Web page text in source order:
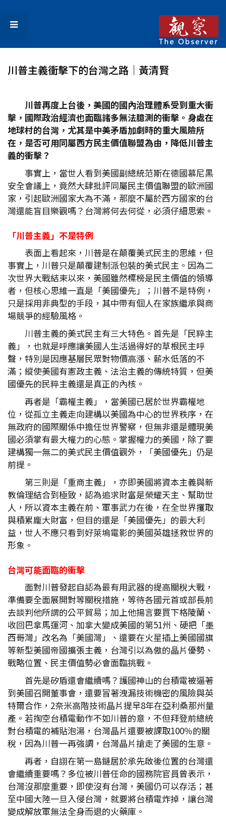
川普主義衝擊下的台灣之路│黃清賢
川普再度上台後，美國的國內治理體系受到重大衝
擊，國際政治經濟也面臨諸多無法臆測的衝擊。身處在
地球村的台灣，尤其是中美矛盾加劇時的重大風險所
在，是否可用同屬西方民主價值聯盟為由，降低川普主
義的衝擊？
事實上，當世人看到美國副總統范斯在德國慕尼黑
安全會議上，竟然大肆批評同屬民主價值聯盟的歐洲國
家，引起歐洲國家大為不滿，那麼不屬於西方國家的台
灣還能盲目樂觀嗎？台灣將何去何從，必須仔細思索。
「川普主義」不是特例
表面上看起來，川普是在顛覆美式民主的思維，但
事實上，川普只是顛覆建制派包裝的美式民主。因為二
次世界大戰結束以來，美國雖然標榜是民主價值的領導
者，但核心思維一直是「美國優先」；川普不是特例，
只是採用非典型的手段，其中帶有個人在家族繼承與商
場競爭的經驗風格。
川普主義的美式民主有三大特色。首先是「民粹主
義」，也就是呼應讓美國人生活過得好的草根民主呼
聲，特別是因應基層民眾對物價高漲、薪水低落的不
滿；縱使美國有憲政主義、法治主義的傳統特質，但美
國優先的民粹主義還是真正的內核。
再者是「霸權主義」，當美國已居於世界霸權地
位，從孤立主義走向建構以美國為中心的世界秩序，在
無政府的國際關係中擔任世界警察，但無非還是體現美
國必須掌有最大權力的心態。掌握權力的美國，除了要
建構獨一無二的美式民主價值觀外，「美國優先」仍是
前提。
第三則是「重商主義」，亦即美國將資本主義與新
教倫理結合到極致，認為追求財富是榮耀天主、幫助世
人，所以資本主義在前、軍事武力在後，在全世界攫取
與積累龐大財富，但目的還是「美國優先」的最大利
益，世人不應只看到好萊塢電影的美國英雄拯救世界的
形象。
台灣可能面臨的衝擊
面對川普發起自認為最有用武器的提高關稅大戰，
準備要全面展開對等關稅措施，等待各國元首或部長前
去談判他所謂的公平貿易；加上他揚言要買下格陵蘭、
收回巴拿馬運河、加拿大變成美國的第51州、硬把「墨
西哥灣」改名為「美國灣」、還要在火星插上美國國旗
等新型美國帝國擴張主義，台灣引以為傲的晶片優勢、
戰略位置、民主價值勢必會面臨挑戰。
首先是矽盾還會繼續嗎？護國神山的台積電被逼著
到美國召開董事會，還要冒著洩漏技術機密的風險與英
特爾合作，2奈米高階技術晶片提早8年在亞利桑那州量
產。若掏空台積電動作不如川普的意，不但拜登前總統
對台積電的補貼泡湯，台灣晶片還要被課取100％的關
稅，因為川普一再強調，台灣晶片搶走了美國的生意。
再者，自詡在第一島鏈居於承先啟後位置的台灣還
會繼續重要嗎？多位被川普任命的國務院官員曾表示，
台灣沒那麼重要，即使沒有台灣，美國仍可以存活；甚
至中國大陸一旦入侵台灣，就要將台積電炸掉，讓台灣
變成解放軍無法全身而退的火藥庫。